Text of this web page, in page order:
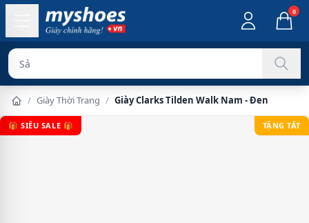
0
Sản phẩm chí
/ Giày Thời Trang / Giày Clarks Tilden Walk Nam - Đen
🎁 SIÊU SALE 🎁 TẶNG TẤT